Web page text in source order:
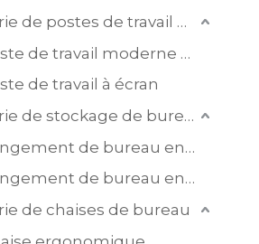
Série de postes de travail de bureau
Poste de travail moderne en mélamine
de travail à écran
Série de stockage de bureau
Rangement de bureau en bois
Rangement de bureau en acier
de chaises de bureau